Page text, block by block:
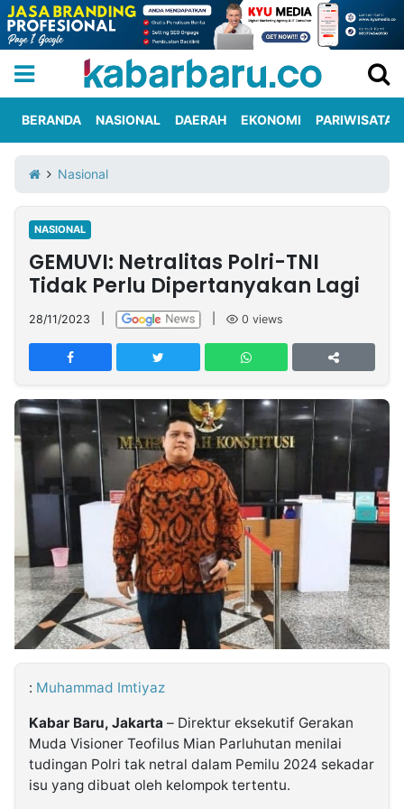
Iklan
Berita
Kami
Nasional
International
Olahraga
Entertainment
Daerah
Pariwisata
Kuliner
Kolom
Network
PT
TREETAN
MULTIMEDIA
INDONESIA
Partner
Insight
NTB
Suara
Time
Lens
IDN
Daily
Jogja
Jalan
Rakyat
Idealita
News
Kita
Notice
Dinamikapost.com
Radar
Baru
Seedbacklink
Follow
Kabarbaru
BERANDA NASIONAL DAERAH EKONOMI PARIWISATA
Nasional
NASIONAL
GEMUVI: Netralitas Polri-TNI
Tidak Perlu Dipertanyakan Lagi
28/11/2023 0 views
: Muhammad Imtiyaz
Kabar Baru, Jakarta – Direktur eksekutif Gerakan
Muda Visioner Teofilus Mian Parluhutan menilai
tudingan Polri tak netral dalam Pemilu 2024 sekadar
isu yang dibuat oleh kelompok tertentu.